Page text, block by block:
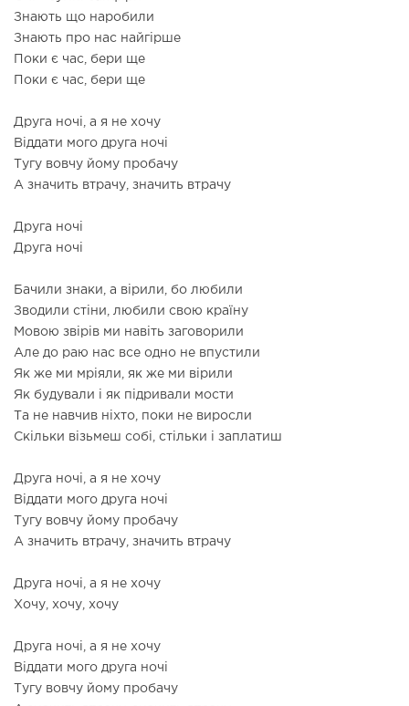
Знають що наробили
Знають про нас найгірше
Поки є час, бери ще
Поки є час, бери ще
Друга ночі, а я не хочу
Віддати мого друга ночі
Тугу вовчу йому пробачу
А значить втрачу, значить втрачу
Друга ночі
Друга ночі
Бачили знаки, а вірили, бо любили
Зводили стіни, любили свою країну
Мовою звірів ми навіть заговорили
Але до раю нас все одно не впустили
Як же ми мріяли, як же ми вірили
Як будували і як підривали мости
Та не навчив ніхто, поки не виросли
Скільки візьмеш собі, стільки і заплатиш
Друга ночі, а я не хочу
Віддати мого друга ночі
Тугу вовчу йому пробачу
А значить втрачу, значить втрачу
Друга ночі, а я не хочу
Хочу, хочу, хочу
Друга ночі, а я не хочу
Віддати мого друга ночі
Тугу вовчу йому пробачу